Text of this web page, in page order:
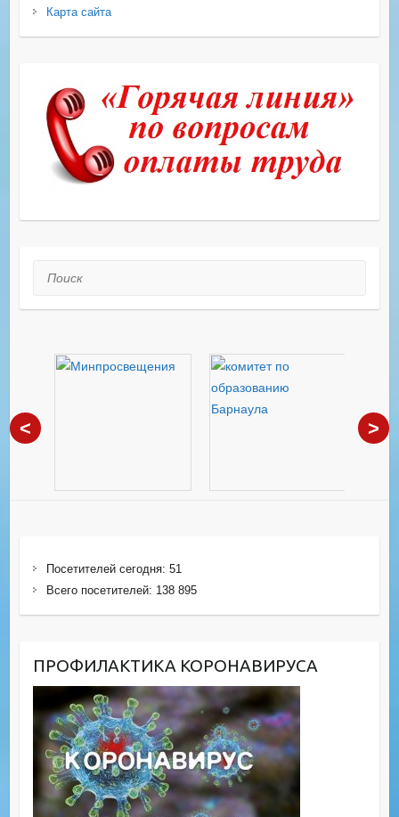
Карта сайта
Поиск
< >
Посетителей сегодня: 51
Всего посетителей: 138 895
ПРОФИЛАКТИКА КОРОНАВИРУСА